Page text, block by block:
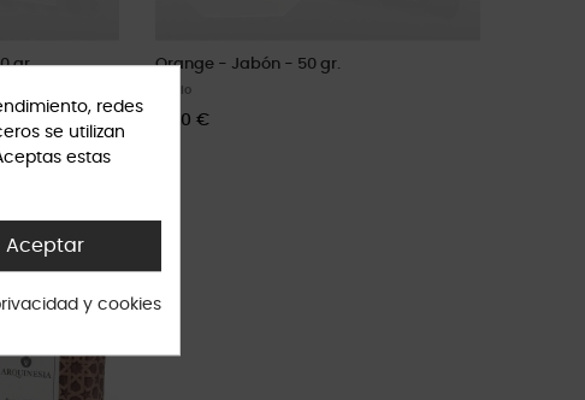
gr. Orange - Jabón - 50 gr.
Inicio
9,00 €
redes
se utilizan
estas
Aceptar
y cookies